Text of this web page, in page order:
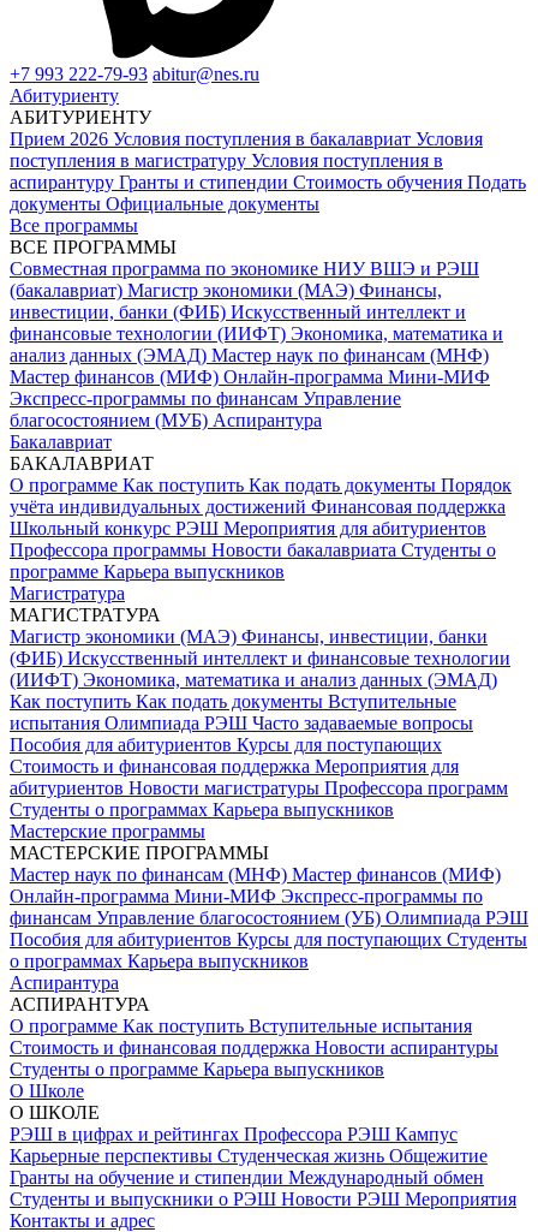
+7 993 222-79-93 abitur@nes.ru
Абитуриенту
АБИТУРИЕНТУ
Прием 2026 Условия поступления в бакалавриат Условия
поступления в магистратуру Условия поступления в
аспирантуру Гранты и стипендии Стоимость обучения Подать
документы Официальные документы
Все программы
ВСЕ ПРОГРАММЫ
Совместная программа по экономике НИУ ВШЭ и РЭШ
(бакалавриат) Магистр экономики (МАЭ) Финансы,
инвестиции, банки (ФИБ) Искусственный интеллект и
финансовые технологии (ИИФТ) Экономика, математика и
анализ данных (ЭМАД) Мастер наук по финансам (МНФ)
Мастер финансов (МИФ) Онлайн-программа Мини-МИФ
Экспресс-программы по финансам Управление
благосостоянием (МУБ) Аспирантура
Бакалавриат
БАКАЛАВРИАТ
О программе Как поступить Как подать документы Порядок
учёта индивидуальных достижений Финансовая поддержка
Школьный конкурс РЭШ Мероприятия для абитуриентов
Профессора программы Новости бакалавриата Студенты о
программе Карьера выпускников
Магистратура
МАГИСТРАТУРА
Магистр экономики (МАЭ) Финансы, инвестиции, банки
(ФИБ) Искусственный интеллект и финансовые технологии
(ИИФТ) Экономика, математика и анализ данных (ЭМАД)
Как поступить Как подать документы Вступительные
испытания Олимпиада РЭШ Часто задаваемые вопросы
Пособия для абитуриентов Курсы для поступающих
Стоимость и финансовая поддержка Мероприятия для
абитуриентов Новости магистратуры Профессора программ
Студенты о программах Карьера выпускников
Мастерские программы
МАСТЕРСКИЕ ПРОГРАММЫ
Мастер наук по финансам (МНФ) Мастер финансов (МИФ)
Онлайн-программа Мини-МИФ Экспресс-программы по
финансам Управление благосостоянием (УБ) Олимпиада РЭШ
Пособия для абитуриентов Курсы для поступающих Студенты
о программах Карьера выпускников
Аспирантура
АСПИРАНТУРА
О программе Как поступить Вступительные испытания
Стоимость и финансовая поддержка Новости аспирантуры
Студенты о программе Карьера выпускников
О Школе
О ШКОЛЕ
РЭШ в цифрах и рейтингах Профессора РЭШ Кампус
Карьерные перспективы Студенческая жизнь Общежитие
Гранты на обучение и стипендии Международный обмен
Студенты и выпускники о РЭШ Новости РЭШ Мероприятия
Контакты и адрес